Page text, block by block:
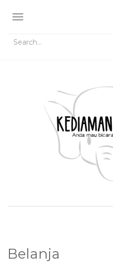
TOGGLE NAVIGATION
Search for:
Belanja